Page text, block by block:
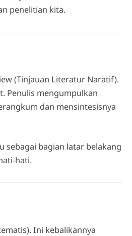
penelitian kita.
(Tinjauan Literatur Naratif).
Penulis mengumpulkan
dan mensintesisnya
sebagai bagian latar belakang
hati.
Ini kebalikannya